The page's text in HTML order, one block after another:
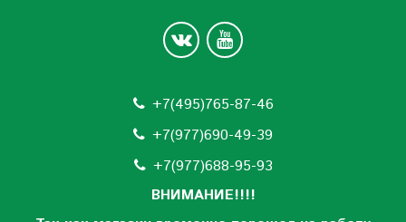
+7(495)765-87-46
+7(977)690-49-39
+7(977)688-95-93
ВНИМАНИЕ!!!!